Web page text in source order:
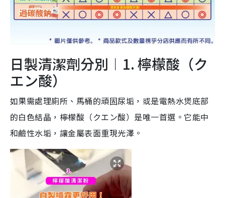
日製清潔劑分別︱1. 檸檬酸（ク
エン酸）
如果需處理廁所、馬桶的頑固尿垢，或是電熱水煲底部
的白色結晶，檸檬酸（クエン酸）是唯一首選。它能中
和鹼性水垢，讓金屬表面重現光澤。